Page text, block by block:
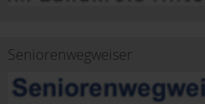
Seniorenwegweiser